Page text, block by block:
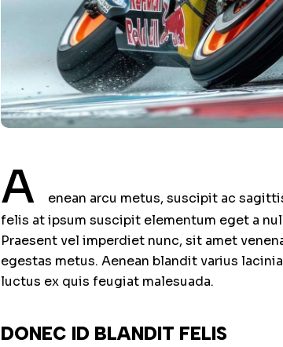
A
enean arcu metus, suscipit ac
felis at ipsum suscipit elementum eget a
Praesent vel imperdiet nunc, sit amet
egestas metus. Aenean blandit varius
luctus ex quis feugiat malesuada.
DONEC ID BLANDIT FELIS